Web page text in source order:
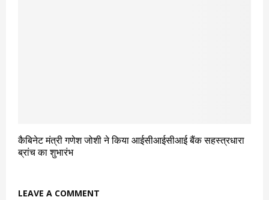
कैबिनेट मंत्री गणेश जोशी ने किया आईसीआईसीआई बैंक सहस्त्रधारा
ब्रांच का शुभारंभ
LEAVE A COMMENT